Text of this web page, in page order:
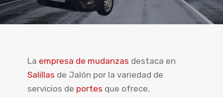
La empresa de mudanzas destaca en
Salillas de Jalón por la variedad de
servicios de portes que ofrece,